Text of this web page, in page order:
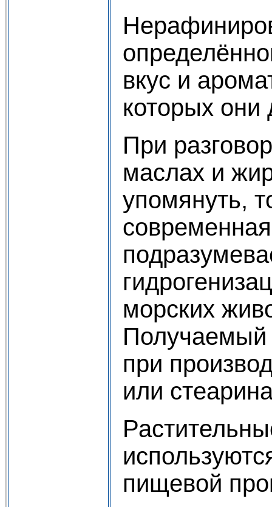
вкус и
которых
При
маслах и
упомянуть,
морских
Получаемый
при
или
пищевой